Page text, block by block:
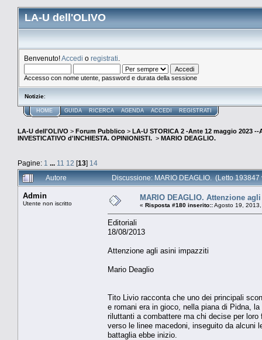
LA-U dell'OLIVO
Benvenuto!Accedi o registrati
Accesso con nome utente, password e durata della sessione
Notizie:
HOME GUIDA RICERCA AGENDA ACCEDI REGISTRATI
LA-U dell'OLIVO > Forum Pubblico > LA-U STORICA 2 -Ante 12 maggio 2023 --
INVESTICATIVO d'INCHIESTA. OPINIONISTI. > MARIO DEAGLIO.
Pagine: 1 ... 11 12 [13] 14
Autore
Discussione: MARIO DEAGLIO. (Letto 193847
Admin
Utente non iscritto
MARIO DEAGLIO. Attenzione
« Risposta #180 inserito::Agosto 19,
Editoriali
18/08/2013
Attenzione agli asini impazziti
Mario Deaglio
Tito Livio racconta che uno dei principali
e romani era in gioco, nella piana di Pidna,
riluttanti a combattere ma chi decise per
verso le linee macedoni, inseguito da alcuni
battaglia ebbe inizio.